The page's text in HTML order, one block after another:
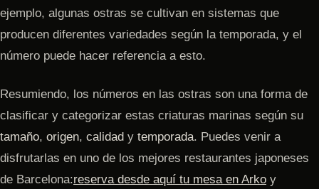
ejemplo, algunas ostras se cultivan en sistemas que
producen diferentes variedades según la temporada, y el
número puede hacer referencia a esto.
Resumiendo, los números en las ostras son una forma de
clasificar y categorizar estas criaturas marinas según su
tamaño, origen, calidad y temporada. Puedes venir a
disfrutarlas en uno de los mejores restaurantes japoneses
de Barcelona:reserva desde aquí tu mesa en Arko y